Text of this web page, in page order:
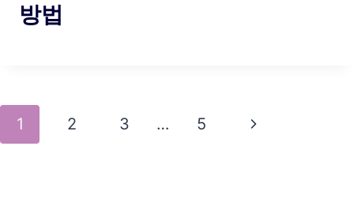
방법
Page
1 2 3 … 5
Next